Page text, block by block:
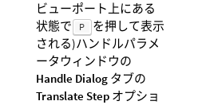
ビューポート上にある
状態で
P
を押して表示
される)ハンドルパラメ
ータウィンドウの
Handle Dialog タブの
Translate Step オプショ